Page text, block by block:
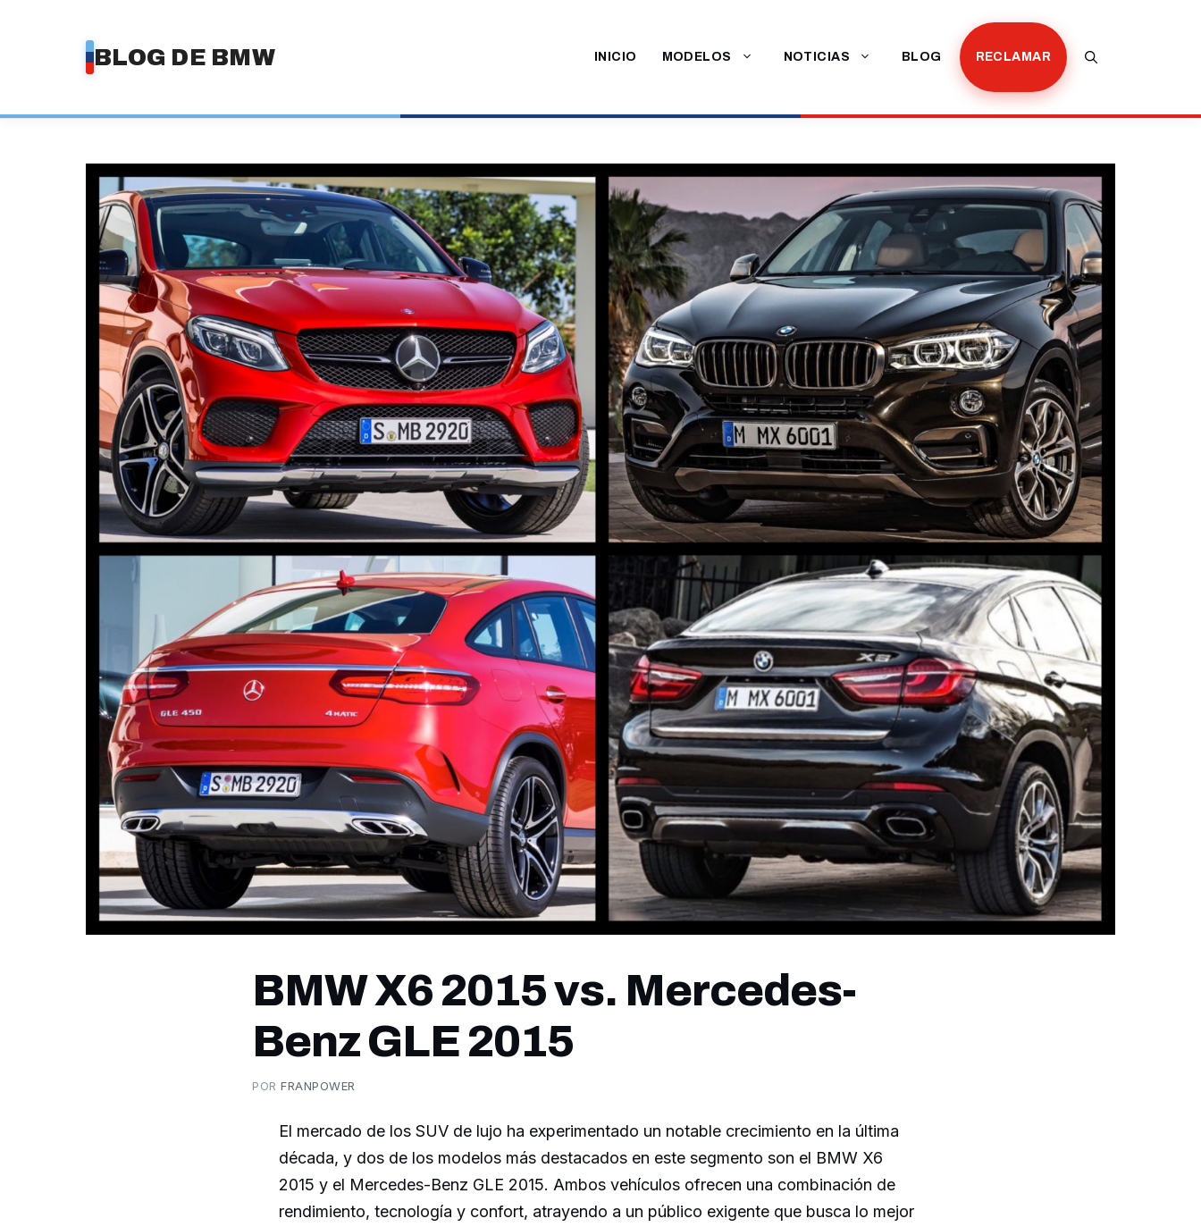
BLOG DE BMW INICIO MODELOS NOTICIAS BLOG RECLAMAR
BMW X6 2015 vs. Mercedes-
Benz GLE 2015
PORFRANPOWER
El mercado de los SUV de lujo ha experimentado un notable crecimiento en la última
década, y dos de los modelos más destacados en este segmento son el BMW X6
2015 y el Mercedes-Benz GLE 2015. Ambos vehículos ofrecen una combinación de
rendimiento, tecnología y confort, atrayendo a un público exigente que busca lo mejor